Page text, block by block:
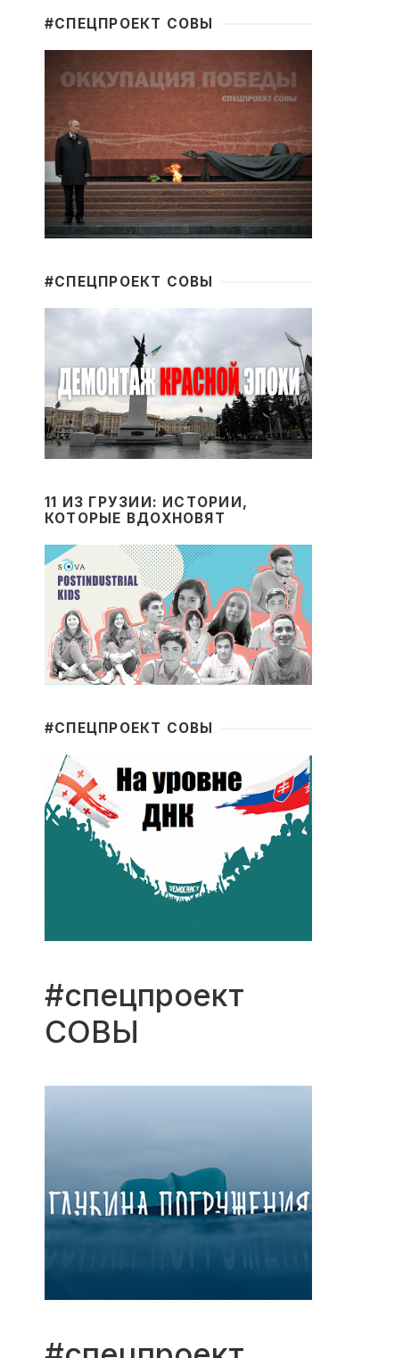
#CПЕЦПРОЕКТ СОВЫ
#CПЕЦПРОЕКТ СОВЫ
11 ИЗ ГРУЗИИ: ИСТОРИИ,
КОТОРЫЕ ВДОХНОВЯТ
#CПЕЦПРОЕКТ СОВЫ
#спецпроект
СОВЫ